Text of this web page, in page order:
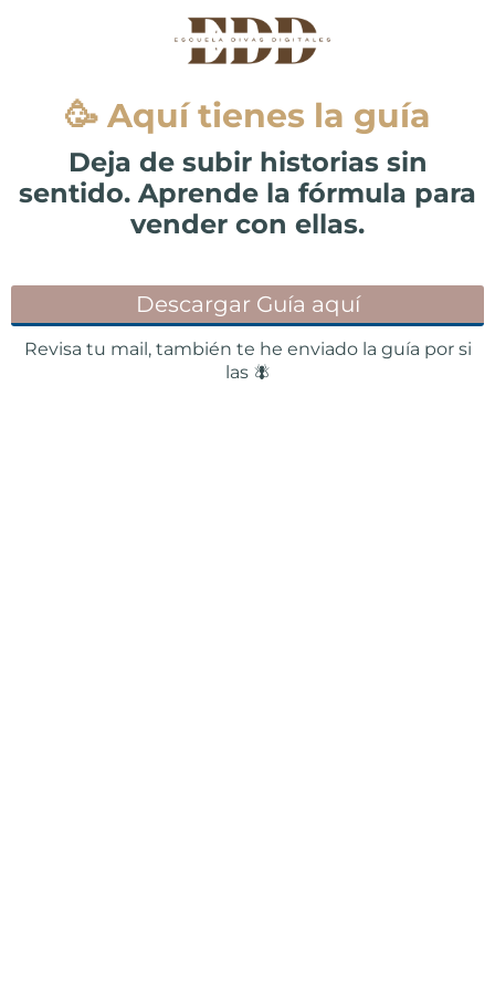
🥳 Aquí tienes la guía
Deja de subir historias sin
sentido. Aprende la fórmula para
vender con ellas.
Descargar Guía aquí
Revisa tu mail, también te he enviado la guía por si
las 🪰